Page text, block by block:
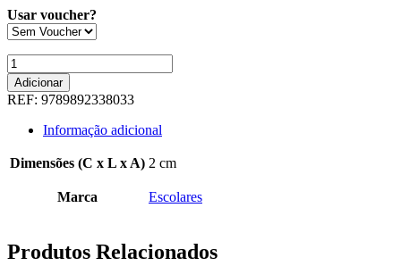
Usar voucher?
Quantidade
de
EXPOENTE
12ºANO
Adicionar
REF: 9789892338033
Informação adicional
Dimensões (C x L x A) 2 cm
Marca Escolares
Produtos Relacionados